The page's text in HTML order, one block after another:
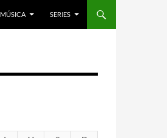
MÚSICA SERIES